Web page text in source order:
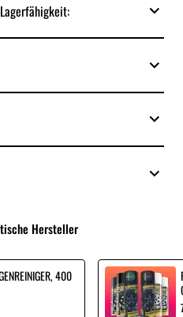
Hersteller
400